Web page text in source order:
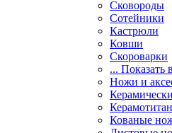
Сковороды
Сотейники
Кастрюли
Ковши
Скороварки
... Показать
Ножи и
Кованые